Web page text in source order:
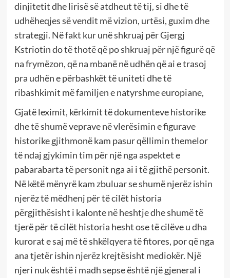
dinjitetit dhe lirisë së atdheut të tij, si dhe të
udhëheqjes së vendit më vizion, urtësi, guxim dhe
strategji. Në fakt kur unë shkruaj për Gjergj
Kstriotin do të thotë që po shkruaj për një figurë që
na frymëzon, që na mbanë në udhën që ai e trasoj
pra udhën e përbashkët të uniteti dhe të
ribashkimit më familjen e natyrshme europiane,
Gjatë leximit, kërkimit të dokumenteve historike
dhe të shumë veprave në vlerësimin e figurave
historike gjithmonë kam pasur qëllimin themelor
të ndaj gjykimin tim për një nga aspektet e
pabarabarta të personit nga ai i të gjithë personit.
Në këtë mënyrë kam zbuluar se shumë njerëz ishin
njerëz të mëdhenj për të cilët historia
përgjithësisht i kalonte në heshtje dhe shumë të
tjerë për të cilët historia hesht ose të cilëve u dha
kurorat e saj më të shkëlqyera të fitores, por që nga
ana tjetër ishin njerëz krejtësisht mediokër. Një
njeri nuk është i madh sepse është një gjeneral i